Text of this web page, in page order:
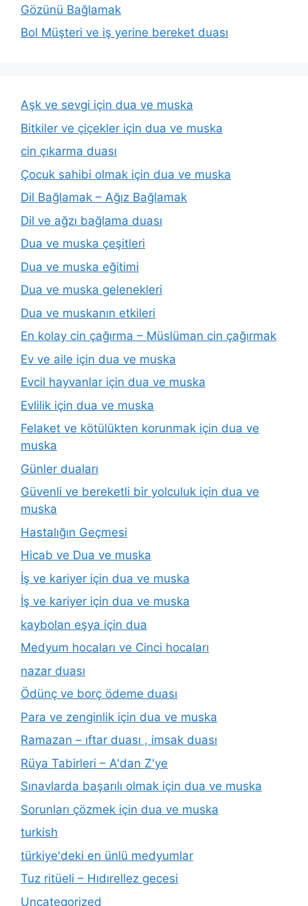
Gözünü Bağlamak
Bol Müşteri ve iş yerine bereket duası
Aşk ve sevgi için dua ve muska
Bitkiler ve çiçekler için dua ve muska
cin çıkarma duası
Çocuk sahibi olmak için dua ve muska
Dil Bağlamak – Ağız Bağlamak
Dil ve ağzı bağlama duası
Dua ve muska çeşitleri
Dua ve muska eğitimi
Dua ve muska gelenekleri
Dua ve muskanın etkileri
En kolay cin çağırma – Müslüman cin çağırmak
Ev ve aile için dua ve muska
Evcil hayvanlar için dua ve muska
Evlilik için dua ve muska
Felaket ve kötülükten korunmak için dua ve
muska
Günler duaları
Güvenli ve bereketli bir yolculuk için dua ve
muska
Hastalığın Geçmesi
Hicab ve Dua ve muska
İş ve kariyer için dua ve muska
İş ve kariyer için dua ve muska
kaybolan eşya için dua
Medyum hocaları ve Cinci hocaları
nazar duası
Ödünç ve borç ödeme duası
Para ve zenginlik için dua ve muska
Ramazan – ıftar duası , imsak duası
Rüya Tabirleri – A'dan Z'ye
Sınavlarda başarılı olmak için dua ve muska
Sorunları çözmek için dua ve muska
turkish
türkiye'deki en ünlü medyumlar
Tuz ritüeli – Hıdırellez gecesi
Uncategorized